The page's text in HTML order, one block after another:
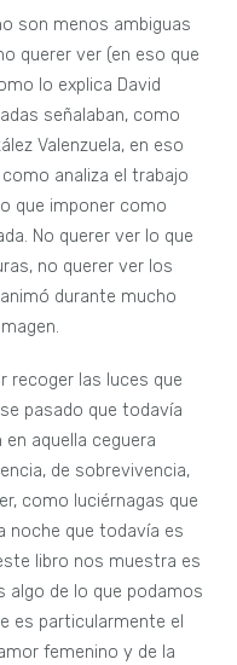
son menos ambiguas
querer ver (en eso que
lo explica David
señalaban, como
Valenzuela, en eso
analiza el trabajo
que imponer como
No querer ver lo que
no querer ver los
durante mucho
recoger las luces que
pasado que todavía
aquella ceguera
de sobrevivencia,
como luciérnagas que
noche que todavía es
libro nos muestra es
algo de lo que podamos
es particularmente el
femenino y de la